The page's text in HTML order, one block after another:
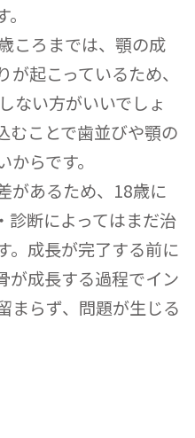
ころまでは、顎の成
起こっているため、
ない方がいいでしょ
むことで歯並びや顎の
らです。
があるため、18歳に
診断によってはまだ治
。成長が完了する前に
が成長する過程でイン
まらず、問題が生じる